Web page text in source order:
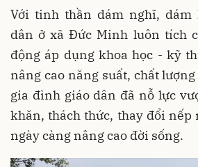
Với tinh thần dám nghĩ, dám
dân ở xã Đức Minh luôn tích
động áp dụng khoa học - kỹ
nâng cao năng suất, chất
gia đình giáo dân đã nỗ lực
khăn, thách thức, thay đổi nếp
ngày càng nâng cao đời sống.